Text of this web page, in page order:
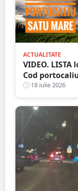
ACTUALITATE
VIDEO.
Cod
18 iulie 2026